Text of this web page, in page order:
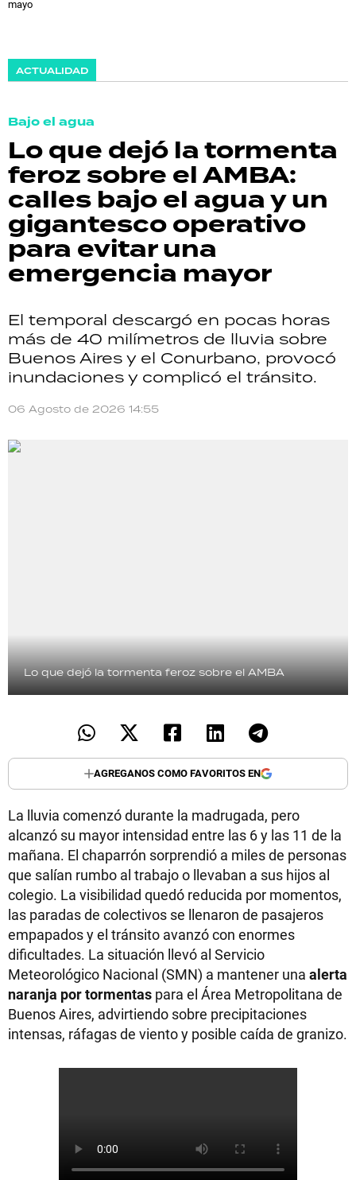
mayo
ACTUALIDAD
Bajo el agua
Lo que dejó la tormenta
feroz sobre el AMBA:
calles bajo el agua y un
gigantesco operativo
para evitar una
emergencia mayor
El temporal descargó en pocas horas
más de 40 milímetros de lluvia sobre
Buenos Aires y el Conurbano, provocó
inundaciones y complicó el tránsito.
06 Agosto de 2026 14:55
Lo que dejó la tormenta feroz sobre el AMBA
AGREGANOS COMO FAVORITOS EN
La lluvia comenzó durante la madrugada, pero
alcanzó su mayor intensidad entre las 6 y las 11 de la
mañana. El chaparrón sorprendió a miles de personas
que salían rumbo al trabajo o llevaban a sus hijos al
colegio. La visibilidad quedó reducida por momentos,
las paradas de colectivos se llenaron de pasajeros
empapados y el tránsito avanzó con enormes
dificultades. La situación llevó al Servicio
Meteorológico Nacional (SMN) a mantener una alerta
naranja por tormentas para el Área Metropolitana de
Buenos Aires, advirtiendo sobre precipitaciones
intensas, ráfagas de viento y posible caída de granizo.